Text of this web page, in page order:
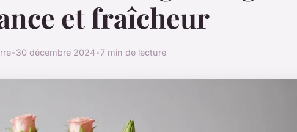
et fraîcheur
•30 décembre 2024•7 min de lecture